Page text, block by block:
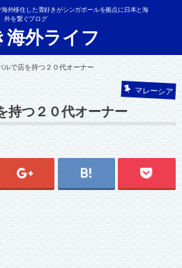
外移住した青好きがシンガポールを拠点に日本と海
外を繋ぐブログ
海外ライフ
ルで店を持つ２０代オーナー
マレーシア
持つ２０代オーナー